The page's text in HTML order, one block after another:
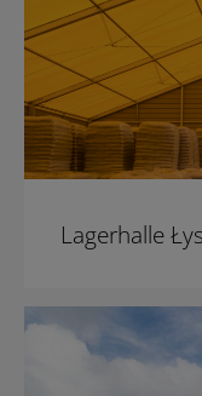
Lagerhalle